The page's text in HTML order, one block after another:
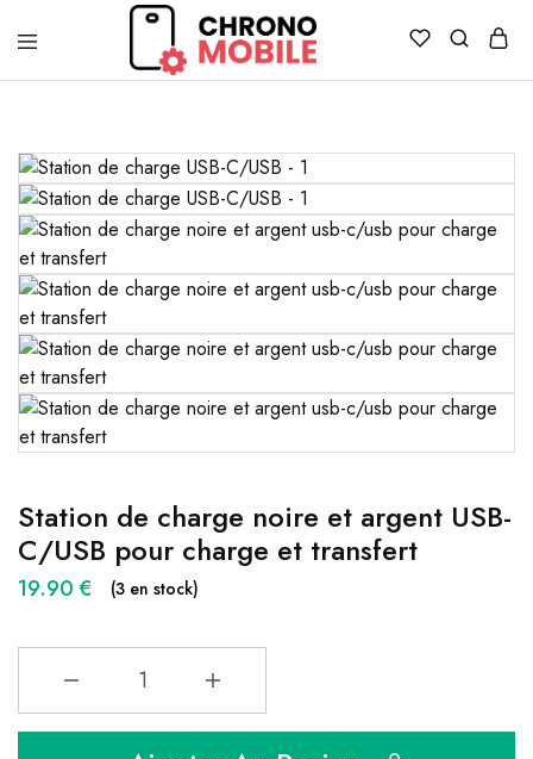
Chronomobile
Achat,
de
smartphones
et
tablettes
Station de charge noire et argent USB-
C/USB pour charge et transfert
19.90 € (3 en stock)